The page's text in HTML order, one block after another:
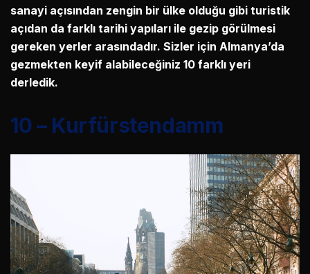
sanayi açısından zengin bir ülke olduğu gibi turistik
açıdan da farklı tarihi yapıları ile gezip görülmesi
gereken yerler arasındadır. Sizler için Almanya’da
gezmekten keyif alabileceğiniz 10 farklı yeri
derledik.
10 – Kurfürstendamm